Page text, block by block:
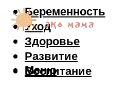
Беременность
Уход
Здоровье
Развитие
Воспитание
Меню